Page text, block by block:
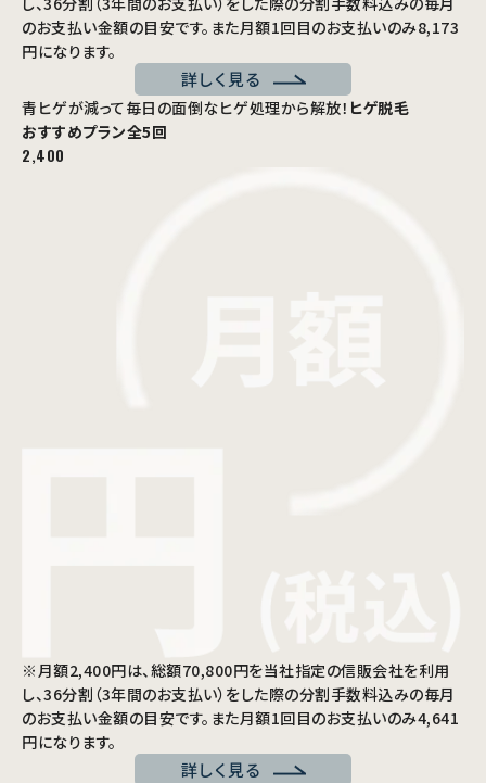
のお支払い金額の目安です。また月額1回目のお支払いのみ8,173
円になります。
詳しく見る
青ヒゲが減って毎日の面倒なヒゲ処理から解放！ ヒゲ脱毛
おすすめプラン全5回
2,400
※月額2,400円は、総額70,800円を当社指定の信販会社を利用
し、36分割（3年間のお支払い）をした際の分割手数料込みの毎月
のお支払い金額の目安です。また月額1回目のお支払いのみ4,641
円になります。
詳しく見る